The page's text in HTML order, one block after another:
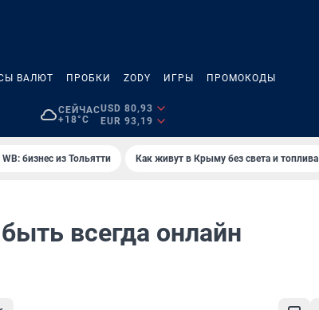
ВАЛЮТ ПРОБКИ ZODY ИГРЫ ПРОМОКОДЫ
СЕЙЧАС
+18°C
USD 80,93
EUR 93,19
бизнес из Тольятти Как живут в Крыму без света и топлива
всегда онлайн